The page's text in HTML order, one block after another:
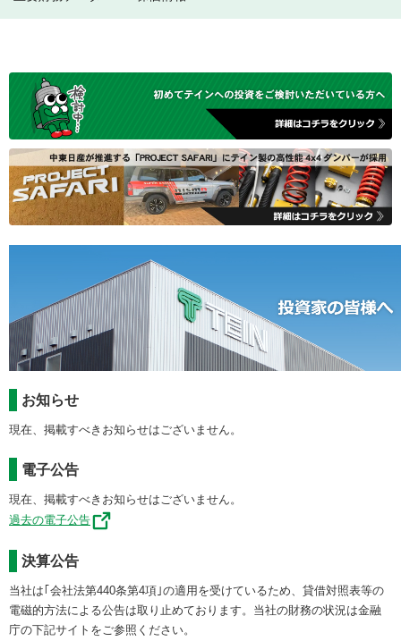
お知らせ
現在、掲載すべきお知らせはございません。
電子公告
現在、掲載すべきお知らせはございません。
過去の電子公告
決算公告
当社は｢会社法第440条第4項｣の適用を受けているため、貸借対照表等の
電磁的方法による公告は取り止めております。当社の財務の状況は金融
庁の下記サイトをご参照ください。